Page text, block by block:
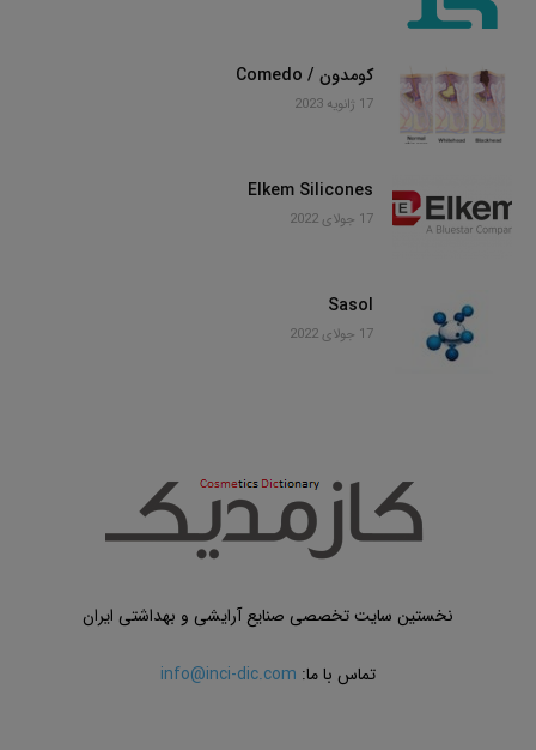
کومدون / Comedo
17 ژانویه 2023
Elkem Silicones
17 جولای 2022
Sasol
17 جولای 2022
نخستین سایت تخصصی صنایع آرایشی و بهداشتی ایران
تماس با ما: info@inci-dic.com